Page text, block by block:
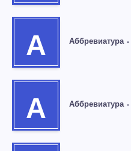
А Аббревиатура
А Аббревиатура